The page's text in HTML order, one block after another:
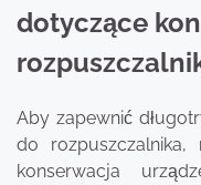
dotyczące
Aby zapewnić
do rozpuszczalnika,
konserwacja